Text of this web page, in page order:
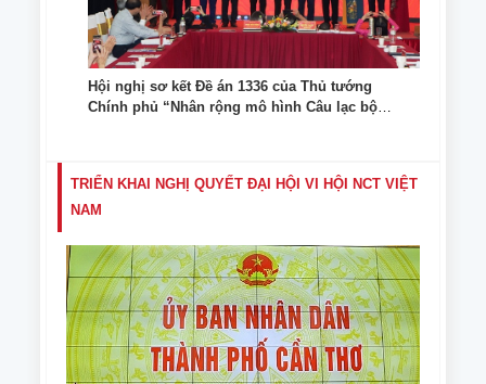
Hội nghị sơ kết Đề án 1336 của Thủ tướng
Chính phủ “Nhân rộng mô hình Câu lạc bộ
TRIỂN KHAI NGHỊ QUYẾT ĐẠI HỘI VI HỘI NCT VIỆT
NAM